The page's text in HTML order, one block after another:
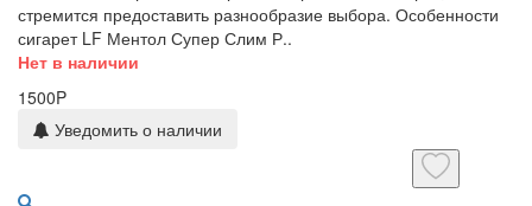
стремится предоставить разнообразие выбора. Особенности
сигарет LF Ментол Супер Слим Р..
Нет в наличии
1500P
Уведомить о наличии